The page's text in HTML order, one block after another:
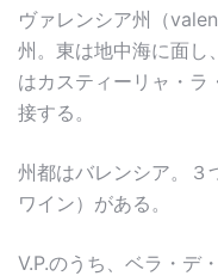
ヴァレンシア州（
州。東は地中海に面し
はカスティーリャ・ラ
接する。
州都はバレンシア。３
ワイン）がある。
V.P.のうち、ベラ・デ